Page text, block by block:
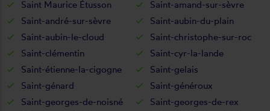
Saint Maurice Étusson
Saint-amand-sur-sèvre
Saint-andré-sur-sèvre
Saint-aubin-du-plain
Saint-aubin-le-cloud
Saint-christophe-sur-roc
Saint-clémentin
Saint-cyr-la-lande
Saint-étienne-la-cigogne
Saint-gelais
Saint-génard
Saint-généroux
Saint-georges-de-noisné
Saint-georges-de-rex